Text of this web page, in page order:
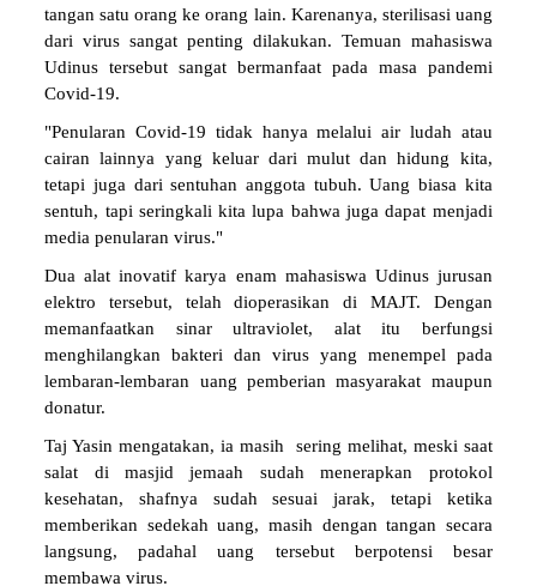
tangan satu orang ke orang lain. Karenanya, sterilisasi uang
dari virus sangat penting dilakukan. Temuan mahasiswa
Udinus tersebut sangat bermanfaat pada masa pandemi
Covid-19.
"Penularan Covid-19 tidak hanya melalui air ludah atau
cairan lainnya yang keluar dari mulut dan hidung kita,
tetapi juga dari sentuhan anggota tubuh. Uang biasa kita
sentuh, tapi seringkali kita lupa bahwa juga dapat menjadi
media penularan virus."
Dua alat inovatif karya enam mahasiswa Udinus jurusan
elektro tersebut, telah dioperasikan di MAJT. Dengan
memanfaatkan sinar ultraviolet, alat itu berfungsi
menghilangkan bakteri dan virus yang menempel pada
lembaran-lembaran uang pemberian masyarakat maupun
donatur.
Taj Yasin mengatakan, ia masih sering melihat, meski saat
salat di masjid jemaah sudah menerapkan protokol
kesehatan, shafnya sudah sesuai jarak, tetapi ketika
memberikan sedekah uang, masih dengan tangan secara
langsung, padahal uang tersebut berpotensi besar
membawa virus.